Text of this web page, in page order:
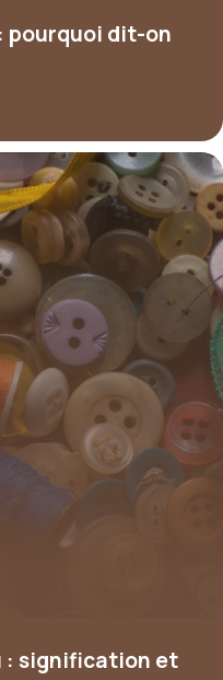
pourquoi dit-on
: signification et